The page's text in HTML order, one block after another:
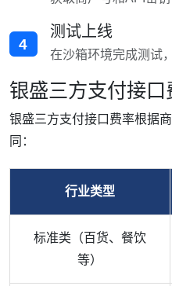
4
测试上线
在沙箱环境完成测试
银盛三方支付接口
银盛三方支付接口费率根据
同：
行业类型
标准类（百货、餐饮
等）